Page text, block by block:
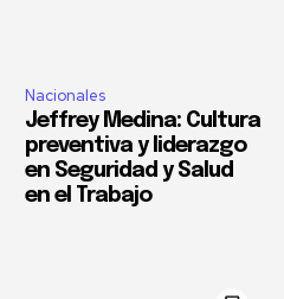
Nacionales
Jeffrey Medina: Cultura
preventiva y liderazgo
en Seguridad y Salud
en el Trabajo